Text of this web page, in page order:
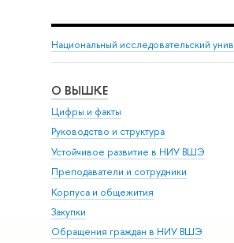
Национальный исследовательский
О ВЫШКЕ
Цифры и факты
Руководство и структура
Устойчивое развитие в НИУ ВШЭ
Преподаватели и сотрудники
Корпуса и общежития
Закупки
Обращения граждан в НИУ ВШЭ